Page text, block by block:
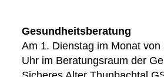
Gesundheitsberatung
Am 1. Dienstag im Monat
Uhr im Beratungsraum der